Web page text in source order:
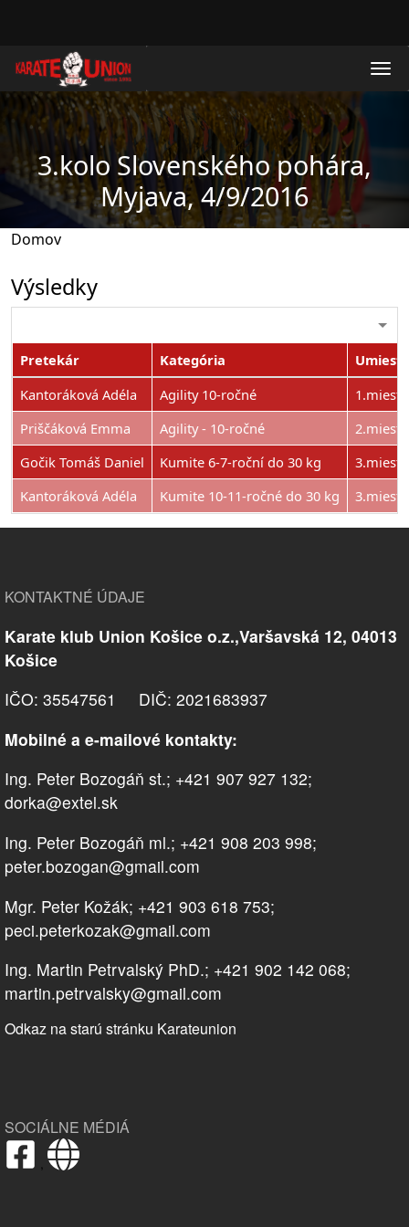
3.kolo Slovenského pohára,
Myjava, 4/9/2016
Domov
Výsledky
Pretekár Kategória
Kantoráková Adéla
Agility 10-ročné
1.miesto
Priščáková Emma
Agility - 10-ročné
2.miesto
Gočik Tomáš Daniel
Kumite 6-7-roční do 30 kg
3.miesto
Kantoráková Adéla
Kumite 10-11-ročné do 30 kg 3.miesto
KONTAKTNÉ ÚDAJE
Karate klub Union Košice o.z.,Varšavská 12, 04013
Košice
IČO: 35547561 DIČ: 2021683937
Mobilné a e-mailové kontakty:
Ing. Peter Bozogáň st.; +421 907 927 132;
dorka@extel.sk
Ing. Peter Bozogáň ml.; +421 908 203 998;
peter.bozogan@gmail.com
Mgr. Peter Kožák; +421 903 618 753;
peci.peterkozak@gmail.com
Ing. Martin Petrvalský PhD.; +421 902 142 068;
martin.petrvalsky@gmail.com
Odkaz na starú stránku Karateunion
SOCIÁLNE MÉDIÁ
,